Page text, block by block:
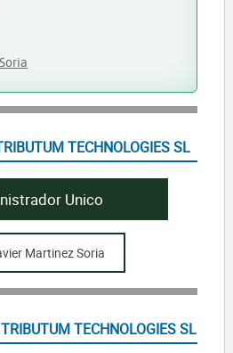
TECHNOLOGIES SL
Unico
Martinez Soria
TECHNOLOGIES SL